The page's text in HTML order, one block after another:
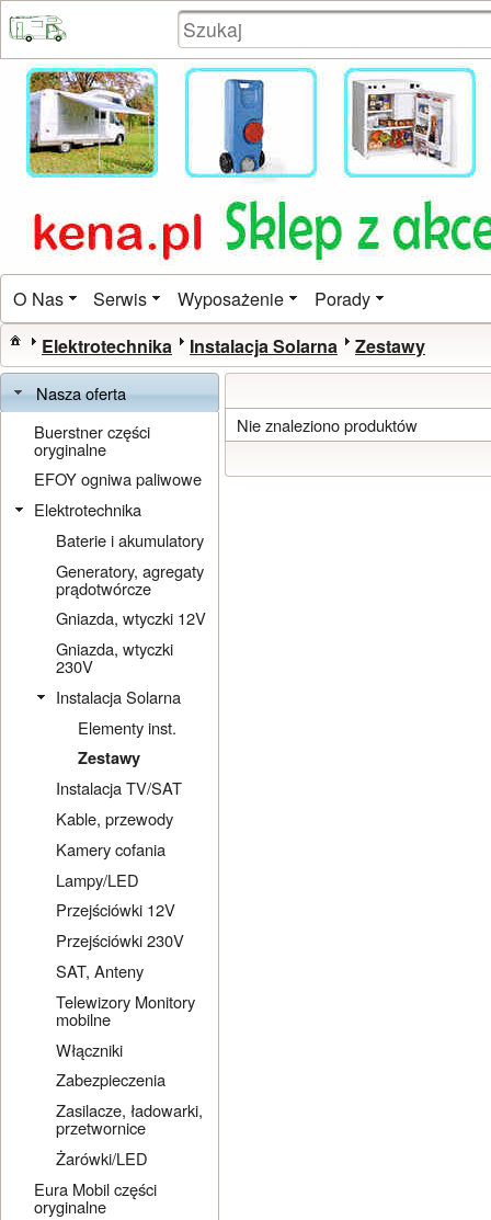
O Nas Serwis Wyposażenie Porady
Elektrotechnika Instalacja Solarna Zestawy
Nasza oferta
Buerstner części
oryginalne
EFOY ogniwa paliwowe
Elektrotechnika
Baterie i akumulatory
Generatory, agregaty
prądotwórcze
Gniazda, wtyczki 12V
Gniazda, wtyczki
230V
Instalacja Solarna
Elementy inst.
Zestawy
Instalacja TV/SAT
Kable, przewody
Kamery cofania
Lampy/LED
Przejściówki 12V
Przejściówki 230V
SAT, Anteny
Telewizory Monitory
mobilne
Włączniki
Zabezpieczenia
Zasilacze, ładowarki,
przetwornice
Żarówki/LED
Eura Mobil części
oryginalne
Nie znaleziono produktów